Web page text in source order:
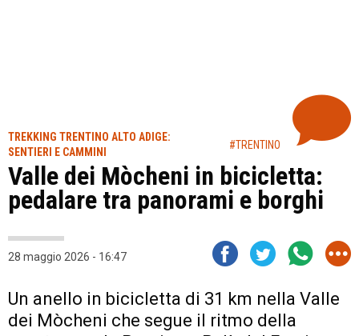
TREKKING TRENTINO ALTO ADIGE:
SENTIERI E CAMMINI
#TRENTINO
Valle dei Mòcheni in bicicletta:
pedalare tra panorami e borghi
28 maggio 2026 - 16:47
Un anello in bicicletta di 31 km nella Valle
dei Mòcheni che segue il ritmo della